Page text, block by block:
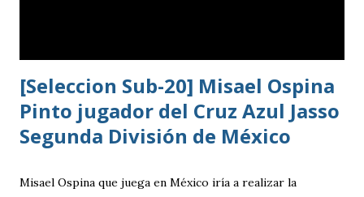
[Seleccion Sub-20] Misael Ospina
Pinto jugador del Cruz Azul Jasso
Segunda División de México
Misael Ospina que juega en México iría a realizar la